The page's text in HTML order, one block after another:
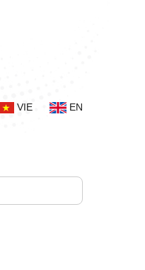
VIE EN